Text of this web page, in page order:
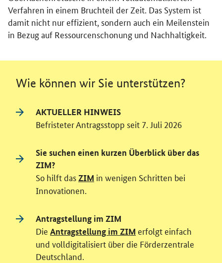
Verfahren in einem Bruchteil der Zeit. Das System ist
damit nicht nur effizient, sondern auch ein Meilenstein
in Bezug auf Ressourcenschonung und Nachhaltigkeit.
Wie können wir Sie unterstützen?
AKTUELLER HINWEIS
Befristeter Antragsstopp seit 7. Juli 2026
Sie suchen einen kurzen Überblick über das
ZIM?
So hilft dasZIM in wenigen Schritten bei
Innovationen.
Antragstellung im ZIM
Die Antragstellung im ZIM erfolgt einfach
und volldigitalisiert über die Förderzentrale
Deutschland.